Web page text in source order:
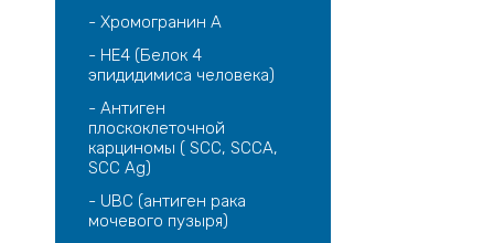
- Хромогранин А
- HE4 (Белок 4
эпидидимиса человека)
- Антиген
плоскоклеточной
карциномы ( SCC, SCCA,
SCC Ag)
- UBC (антиген рака
мочевого пузыря)